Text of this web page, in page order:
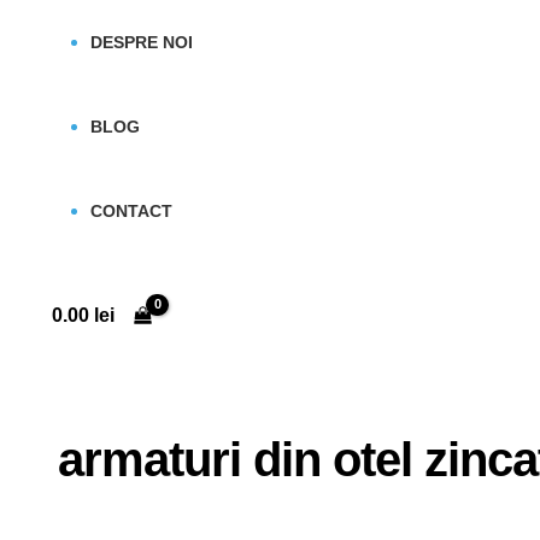
DESPRE NOI
BLOG
CONTACT
0.00 lei
armaturi din otel